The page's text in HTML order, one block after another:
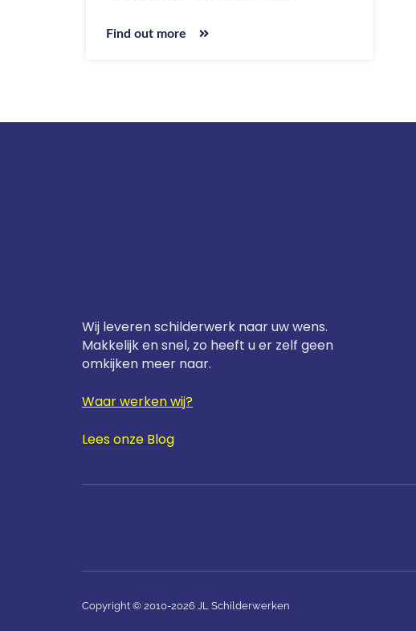
Find out more
Wij leveren schilderwerk naar uw wens.
Makkelijk en snel, zo heeft u er zelf geen
omkijken meer naar.
Waar werken wij?
Lees onze Blog
Copyright © 2010-2026 JL Schilderwerken